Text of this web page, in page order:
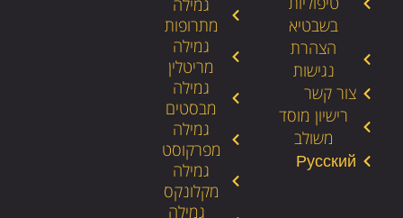
בשבטיא
הצהרת
נגישות
צור קשר
רישיון מוסד
משולב
גמילה
מתרופות
גמילה
מריטלין
גמילה
מבסטים
גמילה
מפרקוסט
גמילה
מקלונקס
גמילה